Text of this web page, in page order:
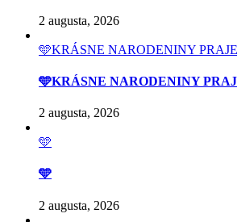
2 augusta, 2026
🩵KRÁSNE NARODENINY
🩵KRÁSNE NARODENINY
2 augusta, 2026
🩵
🩵
2 augusta, 2026